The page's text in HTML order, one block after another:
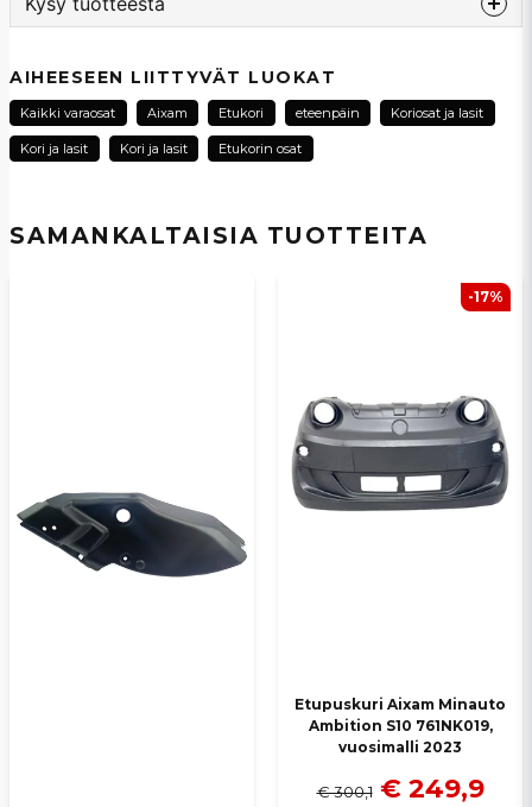
SAMANKALTAISIA ​​TUOTTEITA
Etupuskuri Aixam Minauto
Ambition S10 761NK019,
vuosimalli 2023
€ 300,1 € 249,9
-17%
Kysy meiltä tästä tuotteesta...
Kyllä, voit julkaista kysymykseni
AIHEESEEN LIITTYVÄT LUOKAT
Kaikki varaosat Aixam Etukori eteenpäin Koriosat ja lasit
Kori ja lasit Kori ja lasit Etukorin osat